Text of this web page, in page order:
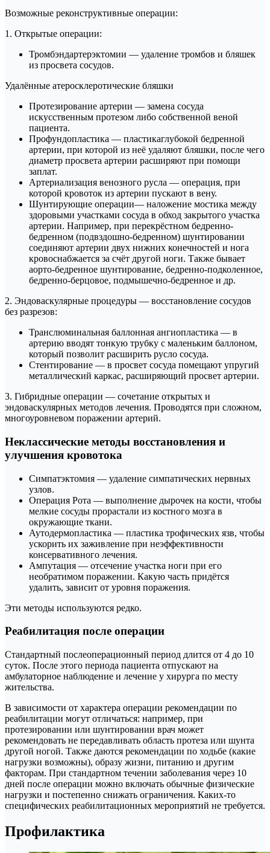
Возможные реконструктивные операции:
1. Открытые операции:
Тромбэндартерэктомии — удаление тромбов и бляшек
из просвета сосудов.
Удалённые атеросклеротические бляшки
Протезирование артерии — замена сосуда
искусственным протезом либо собственной веной
пациента.
Профундопластика — пластикаглубокой бедренной
артерии, при которой из неё удаляют бляшки, после чего
диаметр просвета артерии расширяют при помощи
заплат.
Артериализация венозного русла — операция, при
которой кровоток из артерии пускают в вену.
Шунтирующие операции— наложение мостика между
здоровыми участками сосуда в обход закрытого участка
артерии. Например, при перекрёстном бедренно-
бедренном (подвздошно-бедренном) шунтировании
соединяют артерии двух нижних конечностей и нога
кровоснабжается за счёт другой ноги. Также бывает
аорто-бедренное шунтирование, бедренно-подколенное,
бедренно-берцовое, подмышечно-бедренное и др.
2. Эндоваскулярные процедуры — восстановление сосудов
без разрезов:
Транслюминальная баллонная ангиопластика — в
артерию вводят тонкую трубку с маленьким баллоном,
который позволит расширить русло сосуда.
Стентирование — в просвет сосуда помещают упругий
металлический каркас, расширяющий просвет артерии.
3. Гибридные операции — сочетание открытых и
эндоваскулярных методов лечения. Проводятся при сложном,
многоуровневом поражении артерий.
Неклассические методы восстановления и
улучшения кровотока
Симпатэктомия — удаление симпатических нервных
узлов.
Операция Рота — выполнение дырочек на кости, чтобы
мелкие сосуды прорастали из костного мозга в
окружающие ткани.
Аутодермопластика — пластика трофических язв, чтобы
ускорить их заживление при неэффективности
консервативного лечения.
Ампутация — отсечение участка ноги при его
необратимом поражении. Какую часть придётся
удалить, зависит от уровня поражения.
Эти методы используются редко.
Реабилитация после операции
Стандартный послеоперационный период длится от 4 до 10
суток. После этого периода пациента отпускают на
амбулаторное наблюдение и лечение у хирурга по месту
жительства.
В зависимости от характера операции рекомендации по
реабилитации могут отличаться: например, при
протезировании или шунтировании врач может
рекомендовать не передавливать область протеза или шунта
другой ногой. Также даются рекомендации по ходьбе (какие
нагрузки возможны), образу жизни, питанию и другим
факторам. При стандартном течении заболевания через 10
дней после операции можно включать обычные физические
нагрузки и постепенно снижать ограничения. Каких-то
специфических реабилитационных мероприятий не требуется.
Профилактика